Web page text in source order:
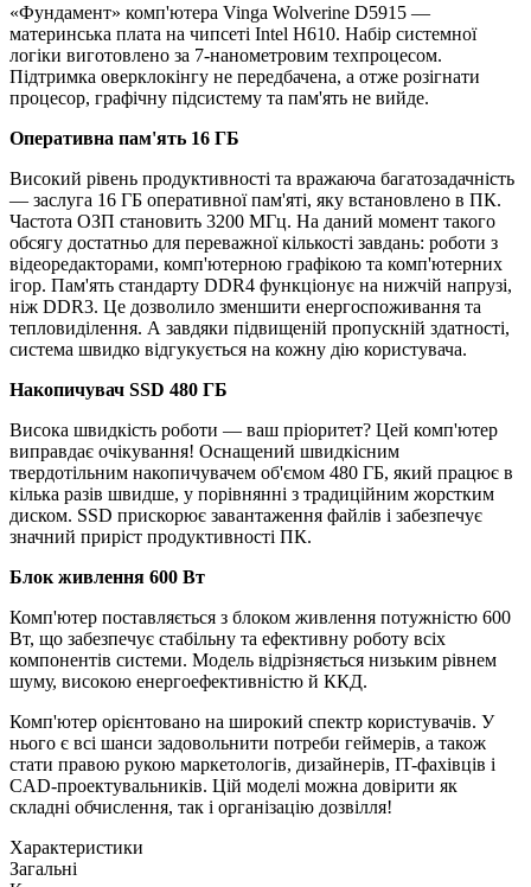
«Фундамент» комп'ютера Vinga Wolverine D5915 —
материнська плата на чипсеті Intel H610. Набір системної
логіки виготовлено за 7-нанометровим техпроцесом.
Підтримка оверклокінгу не передбачена, а отже розігнати
процесор, графічну підсистему та пам'ять не вийде.
Оперативна пам'ять 16 ГБ
Високий рівень продуктивності та вражаюча багатозадачність
— заслуга 16 ГБ оперативної пам'яті, яку встановлено в ПК.
Частота ОЗП становить 3200 МГц. На даний момент такого
обсягу достатньо для переважної кількості завдань: роботи з
відеоредакторами, комп'ютерною графікою та комп'ютерних
ігор. Пам'ять стандарту DDR4 функціонує на нижчій напрузі,
ніж DDR3. Це дозволило зменшити енергоспоживання та
тепловиділення. А завдяки підвищеній пропускній здатності,
система швидко відгукується на кожну дію користувача.
Накопичувач SSD 480 ГБ
Висока швидкість роботи — ваш пріоритет? Цей комп'ютер
виправдає очікування! Оснащений швидкісним
твердотільним накопичувачем об'ємом 480 ГБ, який працює в
кілька разів швидше, у порівнянні з традиційним жорстким
диском. SSD прискорює завантаження файлів і забезпечує
значний приріст продуктивності ПК.
Блок живлення 600 Вт
Комп'ютер поставляється з блоком живлення потужністю 600
Вт, що забезпечує стабільну та ефективну роботу всіх
компонентів системи. Модель відрізняється низьким рівнем
шуму, високою енергоефективністю й ККД.
Комп'ютер орієнтовано на широкий спектр користувачів. У
нього є всі шанси задовольнити потреби геймерів, а також
стати правою рукою маркетологів, дизайнерів, IT-фахівців і
CAD-проектувальників. Цій моделі можна довірити як
складні обчислення, так і організацію дозвілля!
Характеристики
Загальні